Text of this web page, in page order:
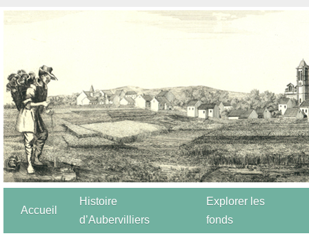
Accueil
Histoire
d’Aubervilliers
Explorer les
fonds